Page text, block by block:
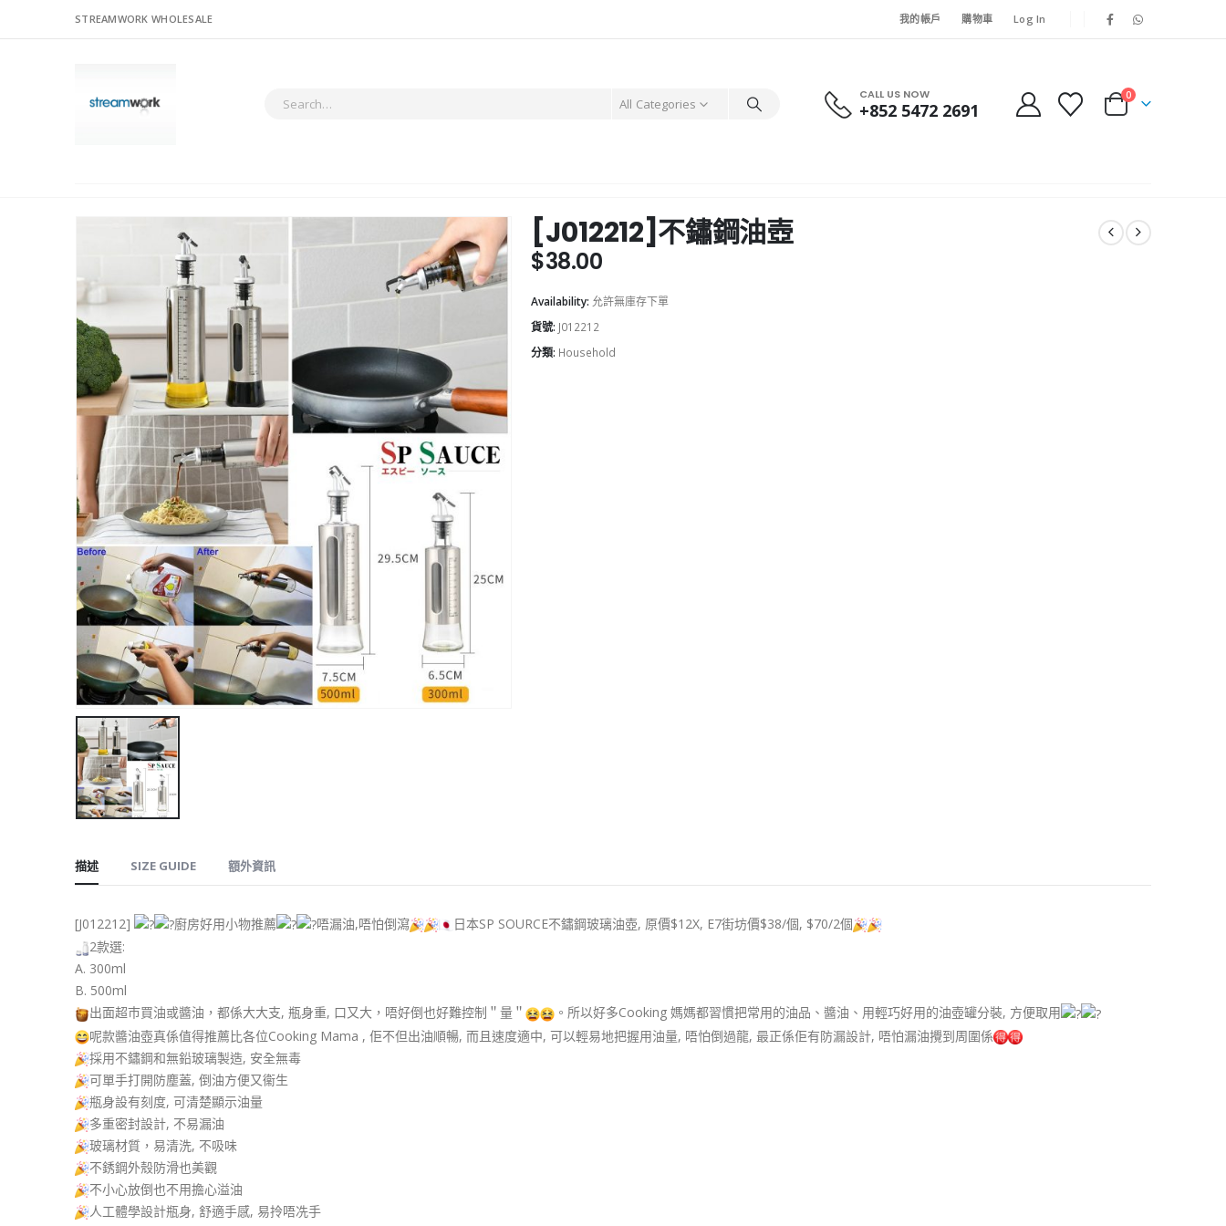
STREAMWORK WHOLESALE 我的帳戶 購物車 Log In
All Categories
CALL US NOW
+852 5472 2691
0
[J012212]不鏽鋼油壺
$38.00
Availability: 允許無庫存下單
貨號: J012212
分類: Household
描述 SIZE GUIDE 額外資訊
[J012212] 廚房好用小物推薦 唔漏油,唔怕倒瀉
日本SP SOURCE不鏽鋼玻璃油壺, 原價$12X, E7街坊價$38/個, $70/2個
2款選:
A. 300ml
B. 500ml
出面超巿買油或醬油，都係大大支, 瓶身重, 口又大，唔好倒也好難控制＂量＂
。所以好多Cooking 媽媽都習慣把常用的油品、醬油、用輕巧好用的油壺罐分裝, 方便取用
呢款醬油壺真係值得推薦比各位Cooking Mama , 佢不但出油順暢, 而且速度適中, 可以輕易地把握用油量, 唔怕倒過龍, 最正係佢有防漏設計, 唔怕漏油攪到周圍係
採用不鏽鋼和無鉛玻璃製造, 安全無毒
可單手打開防塵蓋, 倒油方便又衞生
瓶身設有刻度, 可清楚顯示油量
多重密封設計, 不易漏油
玻璃材質，易清洗, 不吸味
不銹鋼外殼防滑也美觀
不小心放倒也不用擔心溢油
人工體學設計瓶身, 舒適手感, 易拎唔冼手